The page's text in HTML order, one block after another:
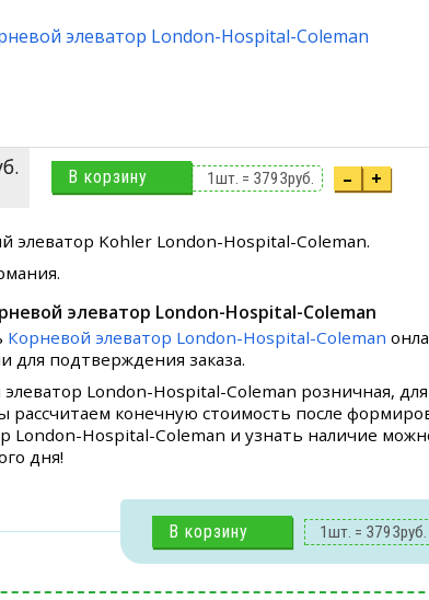
В корзину 1шт. = 3793руб. – +
элеватор Kohler London-Hospital-Coleman.
элеватор London-Hospital-Coleman
Корневой элеватор London-Hospital-Coleman
для подтверждения заказа.
London-Hospital-Coleman розничная,
рассчитаем конечную стоимость после
London-Hospital-Coleman и узнать наличие
дня!
В корзину 1 шт. = 3793руб.